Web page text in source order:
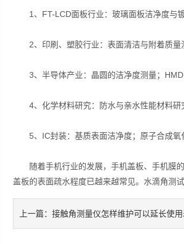
1、FT-LCD面板行业：玻璃面板洁净度与镀
2、印刷、塑胶行业：表面清洁与附着质量
3、半导体产业：晶圆的洁净度测量；
4、化学材料研究：防水与亲水性能材料研
5、IC封装：基质表面洁净度；原子合成氧
随着手机行业的发展，手机盖板、手机膜的
盖板的表面疏水程度已越来越常见。水滴角测
上一篇： 接触角测量仪怎样维护可以延长使用